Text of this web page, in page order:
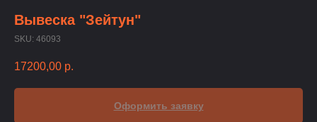
Вывеска "Зейтун"
SKU: 46093
17200,00 р.
Оформить заявку